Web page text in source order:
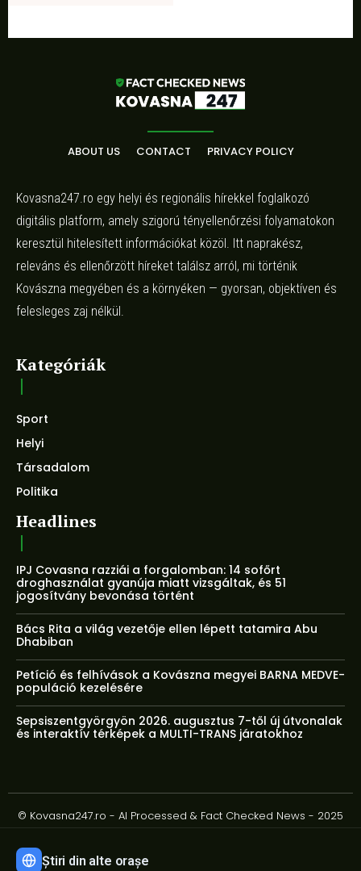
ABOUT US CONTACT PRIVACY POLICY
Kovasna247.ro egy helyi és regionális hírekkel foglalkozó
digitális platform, amely szigorú tényellenőrzési folyamatokon
keresztül hitelesített információkat közöl. Itt naprakész,
releváns és ellenőrzött híreket találsz arról, mi történik
Kovászna megyében és a környéken — gyorsan, objektíven és
felesleges zaj nélkül.
Kategóriák
Sport
Helyi
Társadalom
Politika
Headlines
IPJ Covasna razziái a forgalomban: 14 sofőrt
droghasználat gyanúja miatt vizsgáltak, és 51
jogosítvány bevonása történt
Bács Rita a világ vezetője ellen lépett tatamira Abu
Dhabiban
Petíció és felhívások a Kovászna megyei BARNA MEDVE-
populáció kezelésére
Sepsiszentgyörgyön 2026. augusztus 7-től új útvonalak
és interaktív térképek a MULTI-TRANS járatokhoz
© Kovasna247.ro - AI Processed & Fact Checked News - 2025
Știri din alte orașe